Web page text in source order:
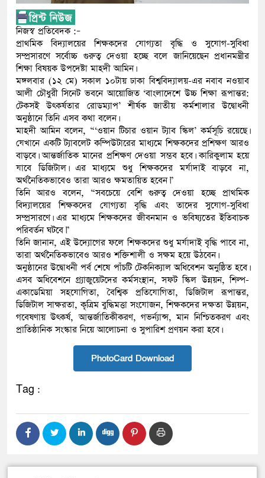
নিজস্ব প্রতিবেদক :–
প্রাথমিক বিদ্যালয়ের শিক্ষকদের যোগ্যতা বৃদ্ধি ও সুযোগ-সুবিধা
সম্প্রসারণে সর্বোচ্চ গুরুত্ব দেওয়া হচ্ছে বলে জানিয়েছেন প্রধানমন্ত্রীর
শিক্ষা বিষয়ক উপদেষ্টা মাহদী আমিন।
মঙ্গলবার (১২ মে) সকাল ১০টায় ঢাকা বিশ্ববিদ্যালয়-এর নবাব নওয়াব
আলী চৌধুরী সিনেট ভবনে আয়োজিত ‘বাংলাদেশে উচ্চ শিক্ষা রূপান্তর:
টেকসই উৎকর্ষতার রোডম্যাপ’ শীর্ষক জাতীয় কর্মশালার উদ্বোধনী
অনুষ্ঠানে তিনি এসব কথা বলেন।
মাহদী আমিন বলেন, “‘ওয়ান টিচার ওয়ান ট্যাব স্কিল’ কর্মসূচি রয়েছে।
যেখানে একটি ট্যাবলেট কম্পিউটারের মাধ্যমে শিক্ষকদের প্রশিক্ষণ আরও
বাড়বে। আন্তর্জাতিক মানের প্রশিক্ষণ দেওয়া সম্ভব হবে। কারিকুলাম হয়ে
যাবে ডিজিটাল। এর মাধ্যমে শুধু শিক্ষকদের মর্যাদাই বাড়বে না,
অর্থনৈতিকভাবেও তারা আরও ক্ষমতায়িত হবেন।”
তিনি আরও বলেন, “সবচেয়ে বেশি গুরুত্ব দেওয়া হচ্ছে প্রাথমিক
বিদ্যালয়ের শিক্ষকদের যোগ্যতা বৃদ্ধি এবং তাদের সুযোগ-সুবিধা
সম্প্রসারণে। এর মাধ্যমে শিক্ষকদের জীবনমান ও ভবিষ্যতের ইতিবাচক
পরিবর্তন ঘটবে।”
তিনি জানান, এই উদ্যোগের ফলে শিক্ষকদের শুধু মর্যাদাই বৃদ্ধি পাবে না,
তারা অর্থনৈতিকভাবেও আরও শক্তিশালী ও সক্ষম হয়ে উঠবেন।
অনুষ্ঠানের উদ্বোধনী পর্ব শেষে পাঁচটি টেকনিক্যাল অধিবেশন অনুষ্ঠিত হবে।
এসব অধিবেশনে গ্র্যাজুয়েটদের কর্মসংস্থান, সফট স্কিল উন্নয়ন, শিল্প-
একাডেমিয়া সহযোগিতা, বৈশ্বিক প্রতিযোগিতা, ডিজিটাল রূপান্তর,
ডিজিটাল সাক্ষরতা, কৃত্রিম বুদ্ধিমত্তা সংযোজন, শিক্ষকদের দক্ষতা উন্নয়ন,
গবেষণায় উৎকর্ষ, আন্তর্জাতিকীকরণ, গভর্ন্যান্স, মান নিশ্চিতকরণ এবং
প্রাতিষ্ঠানিক সংস্কার নিয়ে আলোচনা ও সুপারিশ প্রণয়ন করা হবে।
PhotoCard Download
Tag :